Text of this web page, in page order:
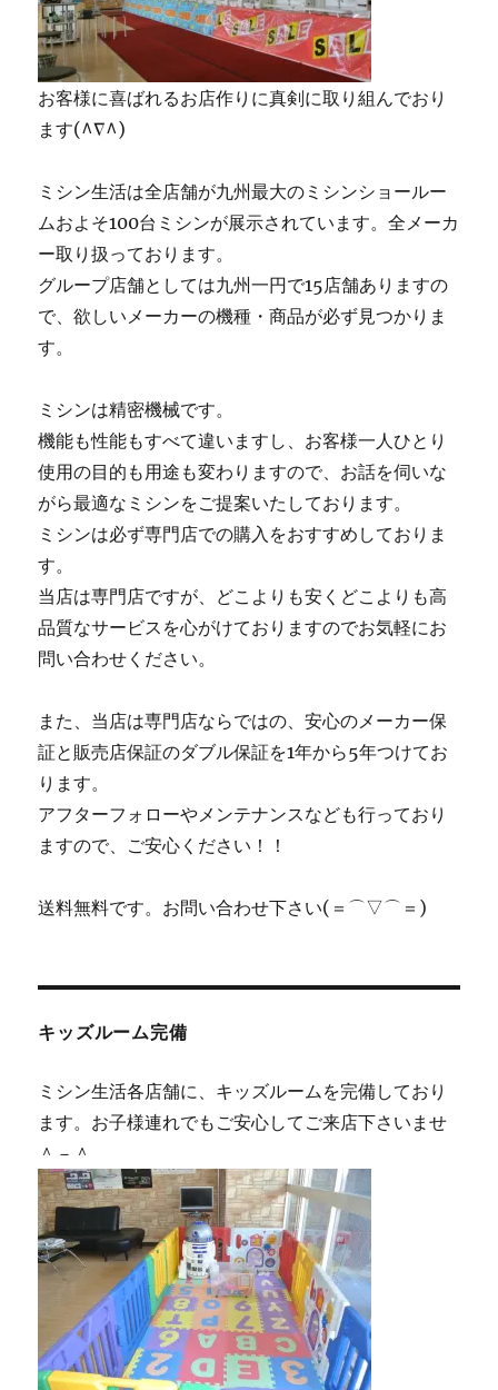
お客様に喜ばれるお店作りに真剣に取り組んでおり
ます(^∇^)
ミシン生活は全店舗が九州最大のミシンショールー
ムおよそ100台ミシンが展示されています。全メーカ
ー取り扱っております。
グループ店舗としては九州一円で15店舗ありますの
で、欲しいメーカーの機種・商品が必ず見つかりま
す。
ミシンは精密機械です。
機能も性能もすべて違いますし、お客様一人ひとり
使用の目的も用途も変わりますので、お話を伺いな
がら最適なミシンをご提案いたしております。
ミシンは必ず専門店での購入をおすすめしておりま
す。
当店は専門店ですが、どこよりも安くどこよりも高
品質なサービスを心がけておりますのでお気軽にお
問い合わせください。
また、当店は専門店ならではの、安心のメーカー保
証と販売店保証のダブル保証を1年から5年つけてお
ります。
アフターフォローやメンテナンスなども行っており
ますので、ご安心ください！！
送料無料です。お問い合わせ下さい(＝⌒▽⌒＝)
キッズルーム完備
ミシン生活各店舗に、キッズルームを完備しており
ます。お子様連れでもご安心してご来店下さいませ
＾－＾